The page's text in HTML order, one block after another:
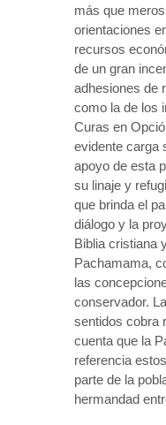
más que
orientaciones
recursos
de un gran
adhesiones de
como la de los
Curas en
evidente carga
apoyo de esta
su linaje y
que brinda el
diálogo y la
Biblia cristiana
Pachamama,
las
conservador.
sentidos cobra
cuenta que la
referencia
parte de la
hermandad